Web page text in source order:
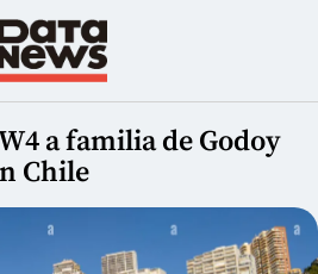
a familia de Godoy
Chile